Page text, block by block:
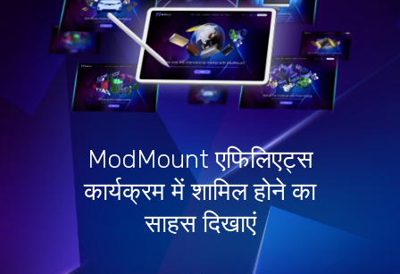
ModMount एफिलिएट्स
कार्यक्रम में शामिल होने का
साहस दिखाएं